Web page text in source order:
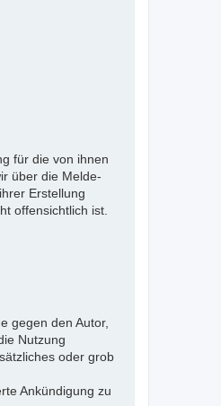
für die von ihnen
über die Melde-
Erstellung
offensichtlich ist.
gegen den Autor,
Nutzung
oder grob
Ankündigung zu